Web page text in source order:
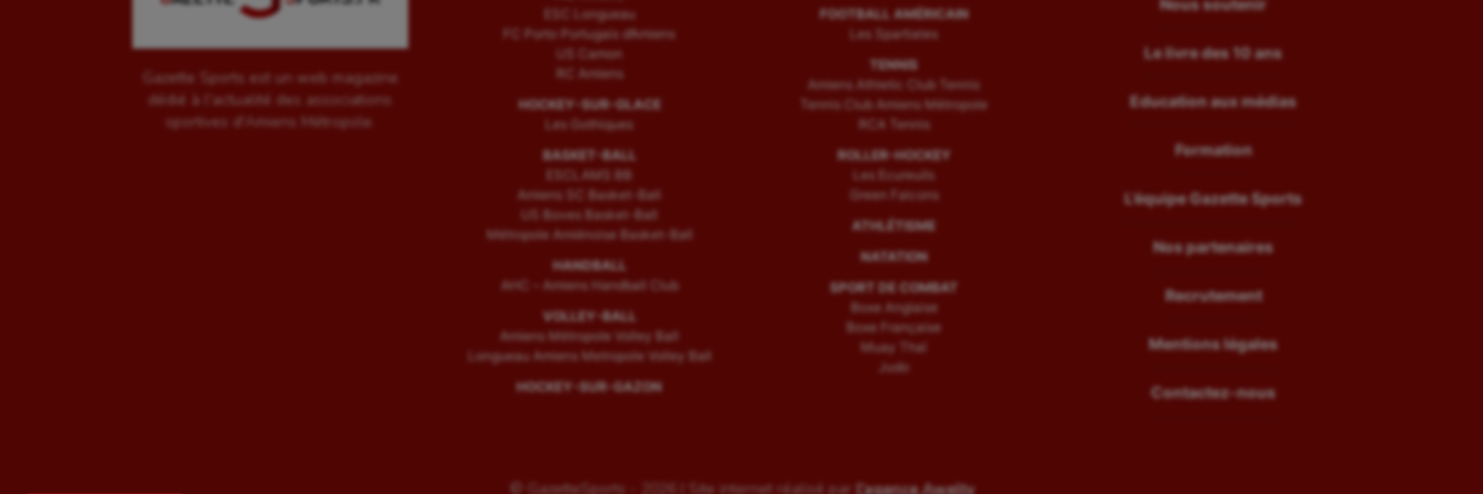
Gazette Sports est un web magazine
dédié à l'actualité des associations
sportives d'Amiens Métropole.
ESC Longueau
FC Porto Portugais d’Amiens
US Camon
RC Amiens
HOCKEY-SUR-GLACE
Les Gothiques
BASKET-BALL
ESCLAMS BB
Amiens SC Basket-Ball
US Boves Basket-Ball
Métropole Amiénoise Basket-Ball
HANDBALL
AHC – Amiens Handball Club
VOLLEY-BALL
Amiens Métropole Volley Ball
Longueau Amiens Metropole Volley Ball
HOCKEY-SUR-GAZON
FOOTBALL AMÉRICAIN
Les Spartiates
TENNIS
Amiens Athletic Club Tennis
Tennis Club Amiens Métropole
RCA Tennis
ROLLER-HOCKEY
Les Ecureuils
Green Falcons
ATHLÉTISME
NATATION
SPORT DE COMBAT
Boxe Anglaise
Boxe Française
Muay Thaï
Judo
Nous soutenir
Le livre des 10 ans
Education aux médias
Formation
L’équipe Gazette Sports
Nos partenaires
Recrutement
Mentions légales
Contactez-nous
© GazetteSports - 2026 | Site internet réalisé par l'agence Awelty